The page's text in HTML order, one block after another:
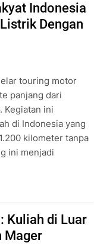
Indonesia
Dengan
touring motor
panjang dari
Kegiatan ini
di Indonesia yang
kilometer tanpa
ini menjadi
Kuliah di Luar
Mager